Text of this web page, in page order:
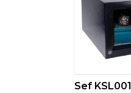
Sef KSL001